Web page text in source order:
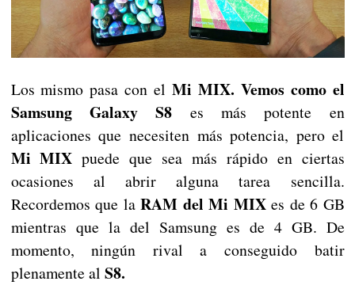
Los mismo pasa con el Mi MIX. Vemos como el
Samsung Galaxy S8 es más potente en
aplicaciones que necesiten más potencia, pero el
Mi MIX puede que sea más rápido en ciertas
ocasiones al abrir alguna tarea sencilla.
Recordemos que laRAM del Mi MIXes de 6 GB
mientras que la del Samsung es de 4 GB. De
momento, ningún rival a conseguido batir
plenamente al S8.